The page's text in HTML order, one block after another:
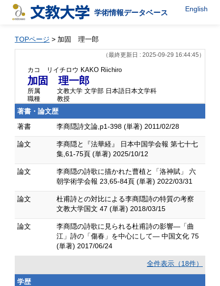
学術情報データベース English
TOPページ > 加固 理一郎
（最終更新日 : 2025-09-29 16:44:45）
カコ リイチロウ KAKO Riichiro
加固 理一郎
所属
文教大学 文学部 日本語日本文学科
職種
教授
著書・論文歴
著書
李商隠詩文論,p1-398 (単著) 2011/02/28
論文
李商隠と『法華経』 日本中国学会報 第七十七
集,61-75頁 (単著) 2025/10/12
論文
李商隠の詩歌に描かれた曹植と「洛神賦」 六
朝学術学会報 23,65-84頁 (単著) 2022/03/31
論文
杜甫詩との対比による李商隠詩の特質の考察
文教大学国文 47 (単著) 2018/03/15
論文
李商隠の詩歌に見られる杜甫詩の影響―「曲
江」詩の「傷春」を中心にして― 中国文化 75
(単著) 2017/06/24
全件表示（18件）
学歴